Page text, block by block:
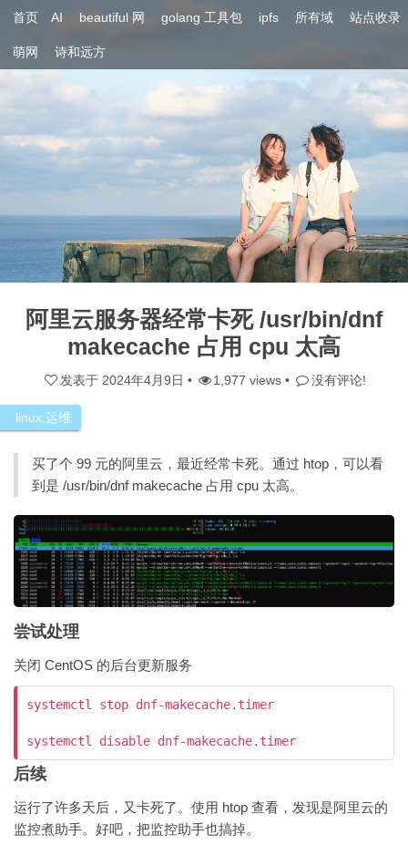
首页 AI beautiful 网 golang 工具包 ipfs 所有域 站点收录
萌网 诗和远方
阿里云服务器经常卡死 /usr/bin/dnf
makecache 占用 cpu 太高
发表于 2024年4月9日 • 1,977 views • 没有评论!
linux 运维
买了个 99 元的阿里云，最近经常卡死。通过 htop，可以看
到是 /usr/bin/dnf makecache 占用 cpu 太高。
尝试处理
关闭 CentOS 的后台更新服务
systemctl stop dnf-makecache.timer
systemctl disable dnf-makecache.timer
后续
运行了许多天后，又卡死了。使用 htop 查看，发现是阿里云的
监控煮助手。好吧，把监控助手也搞掉。